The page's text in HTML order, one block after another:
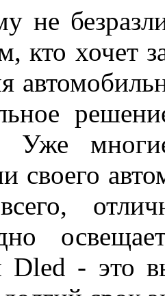
не
кто хочет
многие
своего
Dled - это